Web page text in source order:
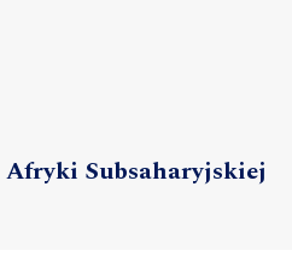
Subsaharyjskiej